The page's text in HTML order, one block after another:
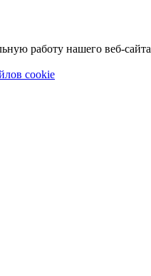
работу нашего веб-
cookie